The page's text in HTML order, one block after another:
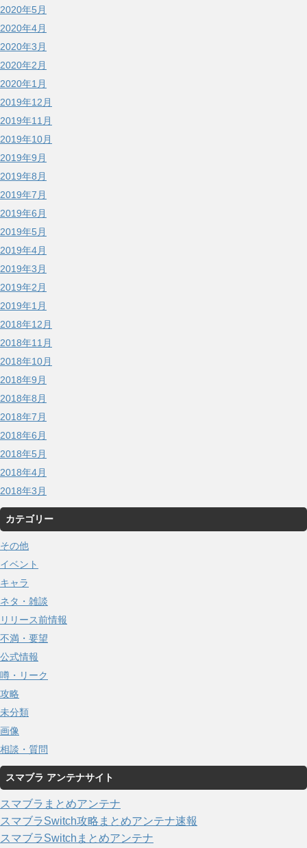
2020年5月
2020年4月
2020年3月
2020年2月
2020年1月
2019年12月
2019年11月
2019年10月
2019年9月
2019年8月
2019年7月
2019年6月
2019年5月
2019年4月
2019年3月
2019年2月
2019年1月
2018年12月
2018年11月
2018年10月
2018年9月
2018年8月
2018年7月
2018年6月
2018年5月
2018年4月
2018年3月
カテゴリー
その他
イベント
キャラ
ネタ・雑談
リリース前情報
不満・要望
公式情報
噂・リーク
攻略
未分類
画像
相談・質問
スマブラ アンテナサイト
スマブラまとめアンテナ
スマブラSwitch攻略まとめアンテナ速報
スマブラSwitchまとめアンテナ